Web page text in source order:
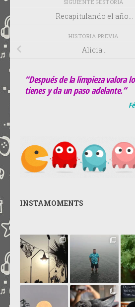
SIGUIENTE HISTORIA
Recapitulando el año…
HISTORIA PREVIA
Alicia…
“Después de la limpieza valora
tienes y da un paso adelante.”
INSTAMOMENTS